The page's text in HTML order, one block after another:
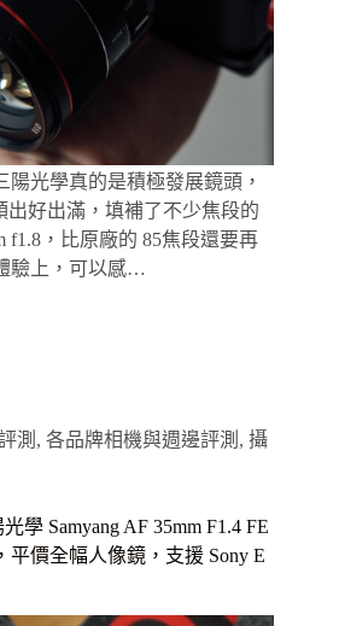
陽光學真的是積極發展鏡頭，
出好出滿，填補了不少焦段的
f1.8，比原廠的 85焦段還要再
驗上，可以感…
測 , 各品牌相機與週邊評測 , 攝
學 Samyang AF 35mm F1.4 FE
價全幅人像鏡，支援 Sony E